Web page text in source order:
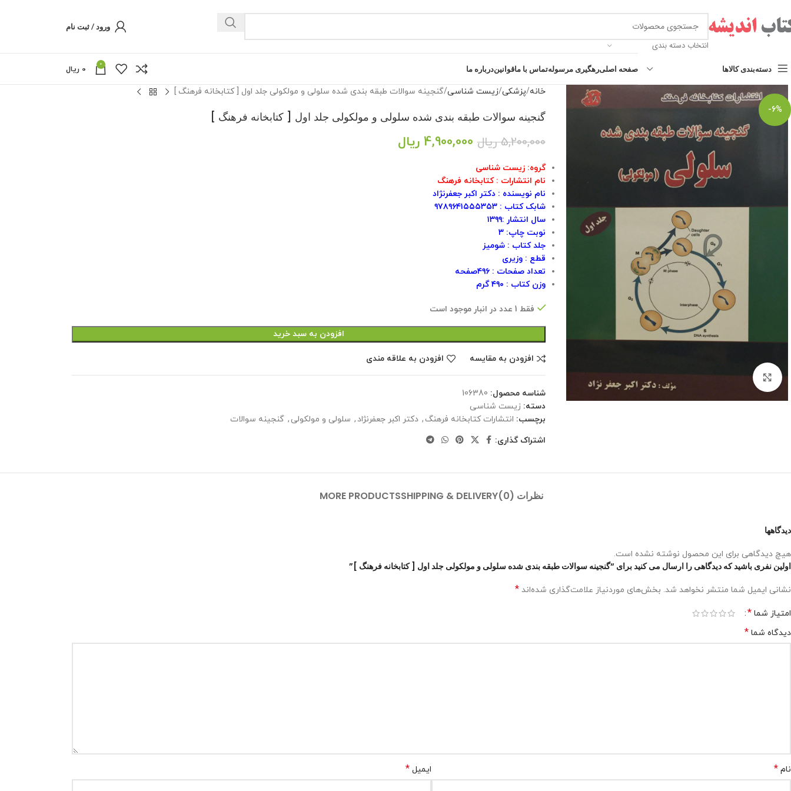
انتخاب دسته بندی
ورود / ثبت نام
دسته‌بندی کالاها صفحه اصلیرهگیری مرسولهتماس با ماقوانیندرباره ما 0
0 ریال
-6%
بزرگنمایی تصویر
خانه پزشکی زیست شناسی گنجینه سوالات طبقه بندی شده سلولی و مولکولی جلد اول [ کتابخانه فرهنگ ]
گنجینه سوالات طبقه بندی شده سلولی و مولکولی جلد اول [ کتابخانه فرهنگ ]
5,200,000 ریال 4,900,000 ریال
گروه: زیست شناسی
نام انتشارات : کتابخانه فرهنگ
نام نویسنده : دکتر اکبر جعفرنژاد
شابک کتاب : ۹۷۸۹۶۴۱۵۵۵۳۵۳
سال انتشار :۱۳۹۹
نوبت چاپ: ۳
جلد کتاب : شومیز
قطع : وزیری
تعداد صفحات : ۴۹۶صفحه
وزن کتاب : ۴۹٠ گرم
فقط 1 عدد در انبار موجود است
افزودن به سبد خرید
افزودن به مقایسه افزودن به علاقه مندی
شناسه محصول: 106380
دسته: زیست شناسی
برچسب: انتشارات کتابخانه فرهنگ , دکتر اکبر جعفرنژاد , سلولی و مولکولی , گنجینه سوالات
اشتراک گذاری:
نظرات (0) SHIPPING & DELIVERY
MORE PRODUCTS
دیدگاهها
هیچ دیدگاهی برای این محصول نوشته نشده است.
اولین نفری باشید که دیدگاهی را ارسال می کنید برای “گنجینه سوالات طبقه بندی شده سلولی و مولکولی جلد اول [ کتابخانه فرهنگ ]”
نشانی ایمیل شما منتشر نخواهد شد. بخش‌های موردنیاز علامت‌گذاری شده‌اند *
امتیاز شما *
دیدگاه شما *
نام * ایمیل *